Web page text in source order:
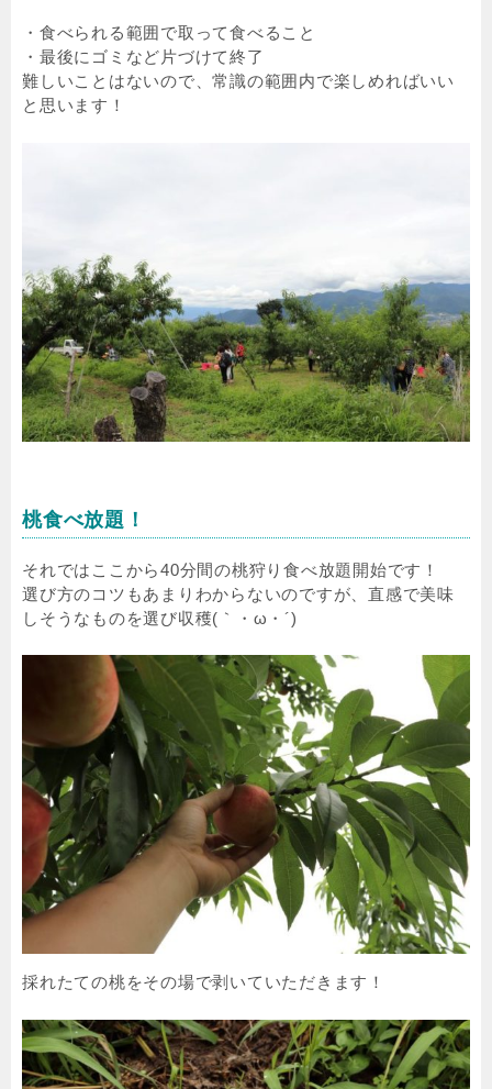
・食べられる範囲で取って食べること
・最後にゴミなど片づけて終了
難しいことはないので、常識の範囲内で楽しめればいい
と思います！
桃食べ放題！
それではここから40分間の桃狩り食べ放題開始です！
選び方のコツもあまりわからないのですが、直感で美味
しそうなものを選び収穫(｀・ω・´)
採れたての桃をその場で剥いていただきます！